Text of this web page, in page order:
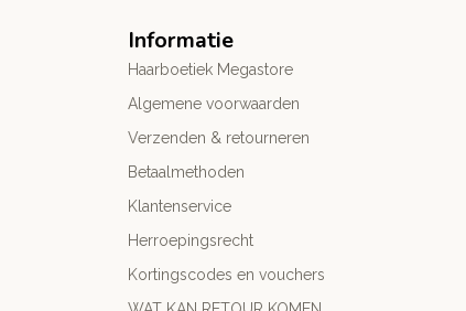
Informatie
Haarboetiek Megastore
Algemene voorwaarden
Verzenden & retourneren
Betaalmethoden
Klantenservice
Herroepingsrecht
Kortingscodes en vouchers